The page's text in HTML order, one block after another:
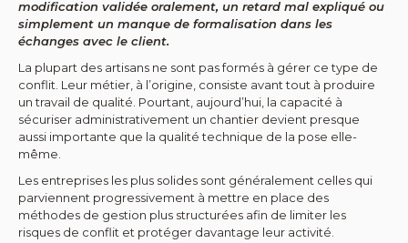
modification validée oralement, un retard mal expliqué ou
simplement un manque de formalisation dans les
échanges avec le client.
La plupart des artisans ne sont pas formés à gérer ce type de
conflit. Leur métier, à l’origine, consiste avant tout à produire
un travail de qualité. Pourtant, aujourd’hui, la capacité à
sécuriser administrativement un chantier devient presque
aussi importante que la qualité technique de la pose elle-
même.
Les entreprises les plus solides sont généralement celles qui
parviennent progressivement à mettre en place des
méthodes de gestion plus structurées afin de limiter les
risques de conflit et protéger davantage leur activité.